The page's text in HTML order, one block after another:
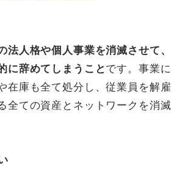
法人格や個人事業を消滅させて、
に辞めてしまうこと です。事業に
在庫も全て処分し、従業員を解雇
全ての資産とネットワークを消滅